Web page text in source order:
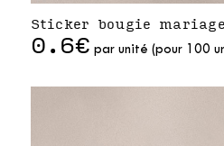
Sticker bougie
0.6€ par unité (pour 100